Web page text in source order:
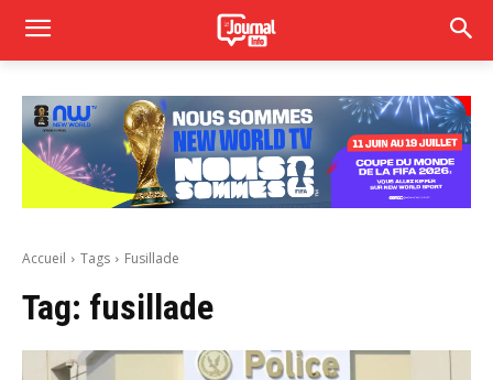
Accueil Tags Fusillade
Tag: fusillade